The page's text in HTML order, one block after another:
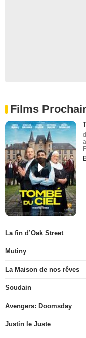
Films
La fin d’Oak Street
Mutiny
La Maison de nos rêves
Soudain
Avengers: Doomsday
Justin le Juste